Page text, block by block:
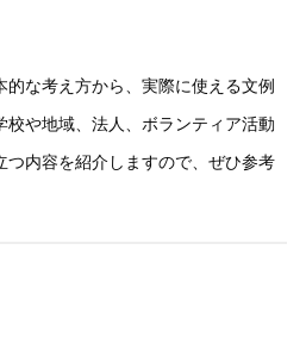
な考え方から、実際に使える文例
校や地域、法人、ボランティア活動
つ内容を紹介しますので、ぜひ参考